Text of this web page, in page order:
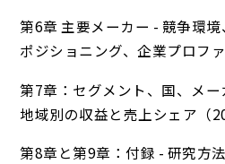
第6章 主要メーカー - 競争環
ポジショニング、企業プロフ
第7章：セグメント、国、メ
地域別の収益と売上シェア（
第8章と第9章：付録 - 研究方